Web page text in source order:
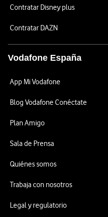
Contratar Disney plus
Contratar DAZN
Vodafone España
App Mi Vodafone
Blog Vodafone Conéctate
Plan Amigo
Sala de Prensa
Quiénes somos
Trabaja con nosotros
Legal y regulatorio